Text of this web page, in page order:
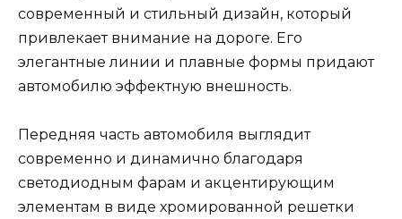
современный и стильный дизайн, который
привлекает внимание на дороге. Его
элегантные линии и плавные формы придают
автомобилю эффектную внешность.
Передняя часть автомобиля выглядит
современно и динамично благодаря
светодиодным фарам и акцентирующим
элементам в виде хромированной решетки